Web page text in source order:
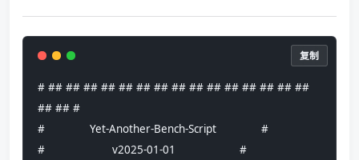
# ## ## ## ## ## ## ## ## ## ## ## ## ## ## ##
## ## #
#              Yet-Another-Bench-Script              #
#                     v2025-01-01                    #
复制